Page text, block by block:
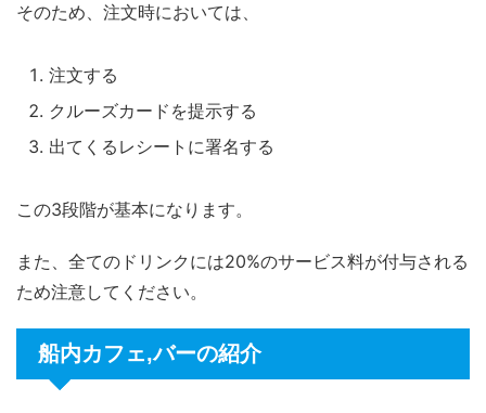
そのため、注文時においては、
注文する
クルーズカードを提示する
出てくるレシートに署名する
この3段階が基本になります。
また、全てのドリンクには20%のサービス料が付与される
ため注意してください。
船内カフェ,バーの紹介